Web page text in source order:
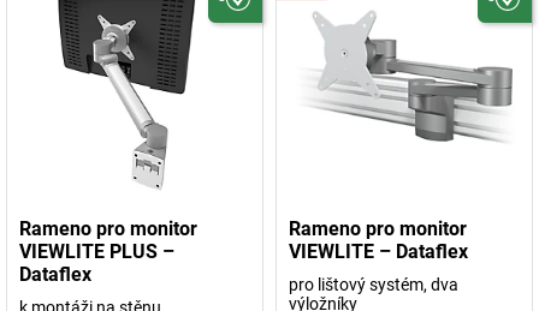
Rameno pro monitor
VIEWLITE PLUS –
Dataflex
Rameno pro monitor
VIEWLITE – Dataflex
pro lištový systém, dva
výložníky